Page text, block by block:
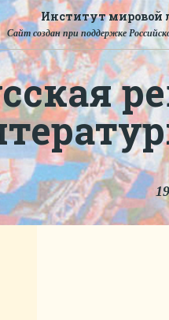
Институт мировой
Сайт создан при поддержке